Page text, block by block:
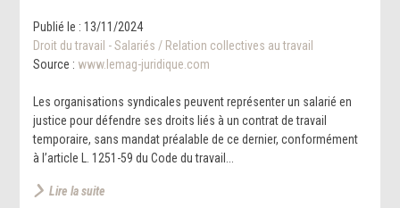
Publié le :13/11/2024
Droit du travail - Salariés / Relation collectives au travail
Source : www.lemag-juridique.com
Les organisations syndicales peuvent représenter un salarié en
justice pour défendre ses droits liés à un contrat de travail
temporaire, sans mandat préalable de ce dernier, conformément
à l’article L. 1251-59 du Code du travail...
Lire la suite